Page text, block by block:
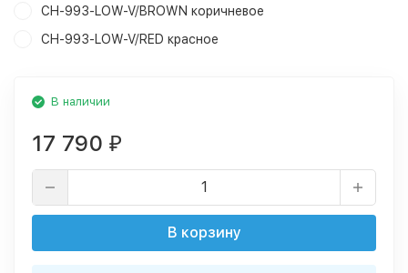
CH-993-LOW-V/BROWN коричневое
CH-993-LOW-V/RED красное
В наличии
17 790 ₽
В корзину